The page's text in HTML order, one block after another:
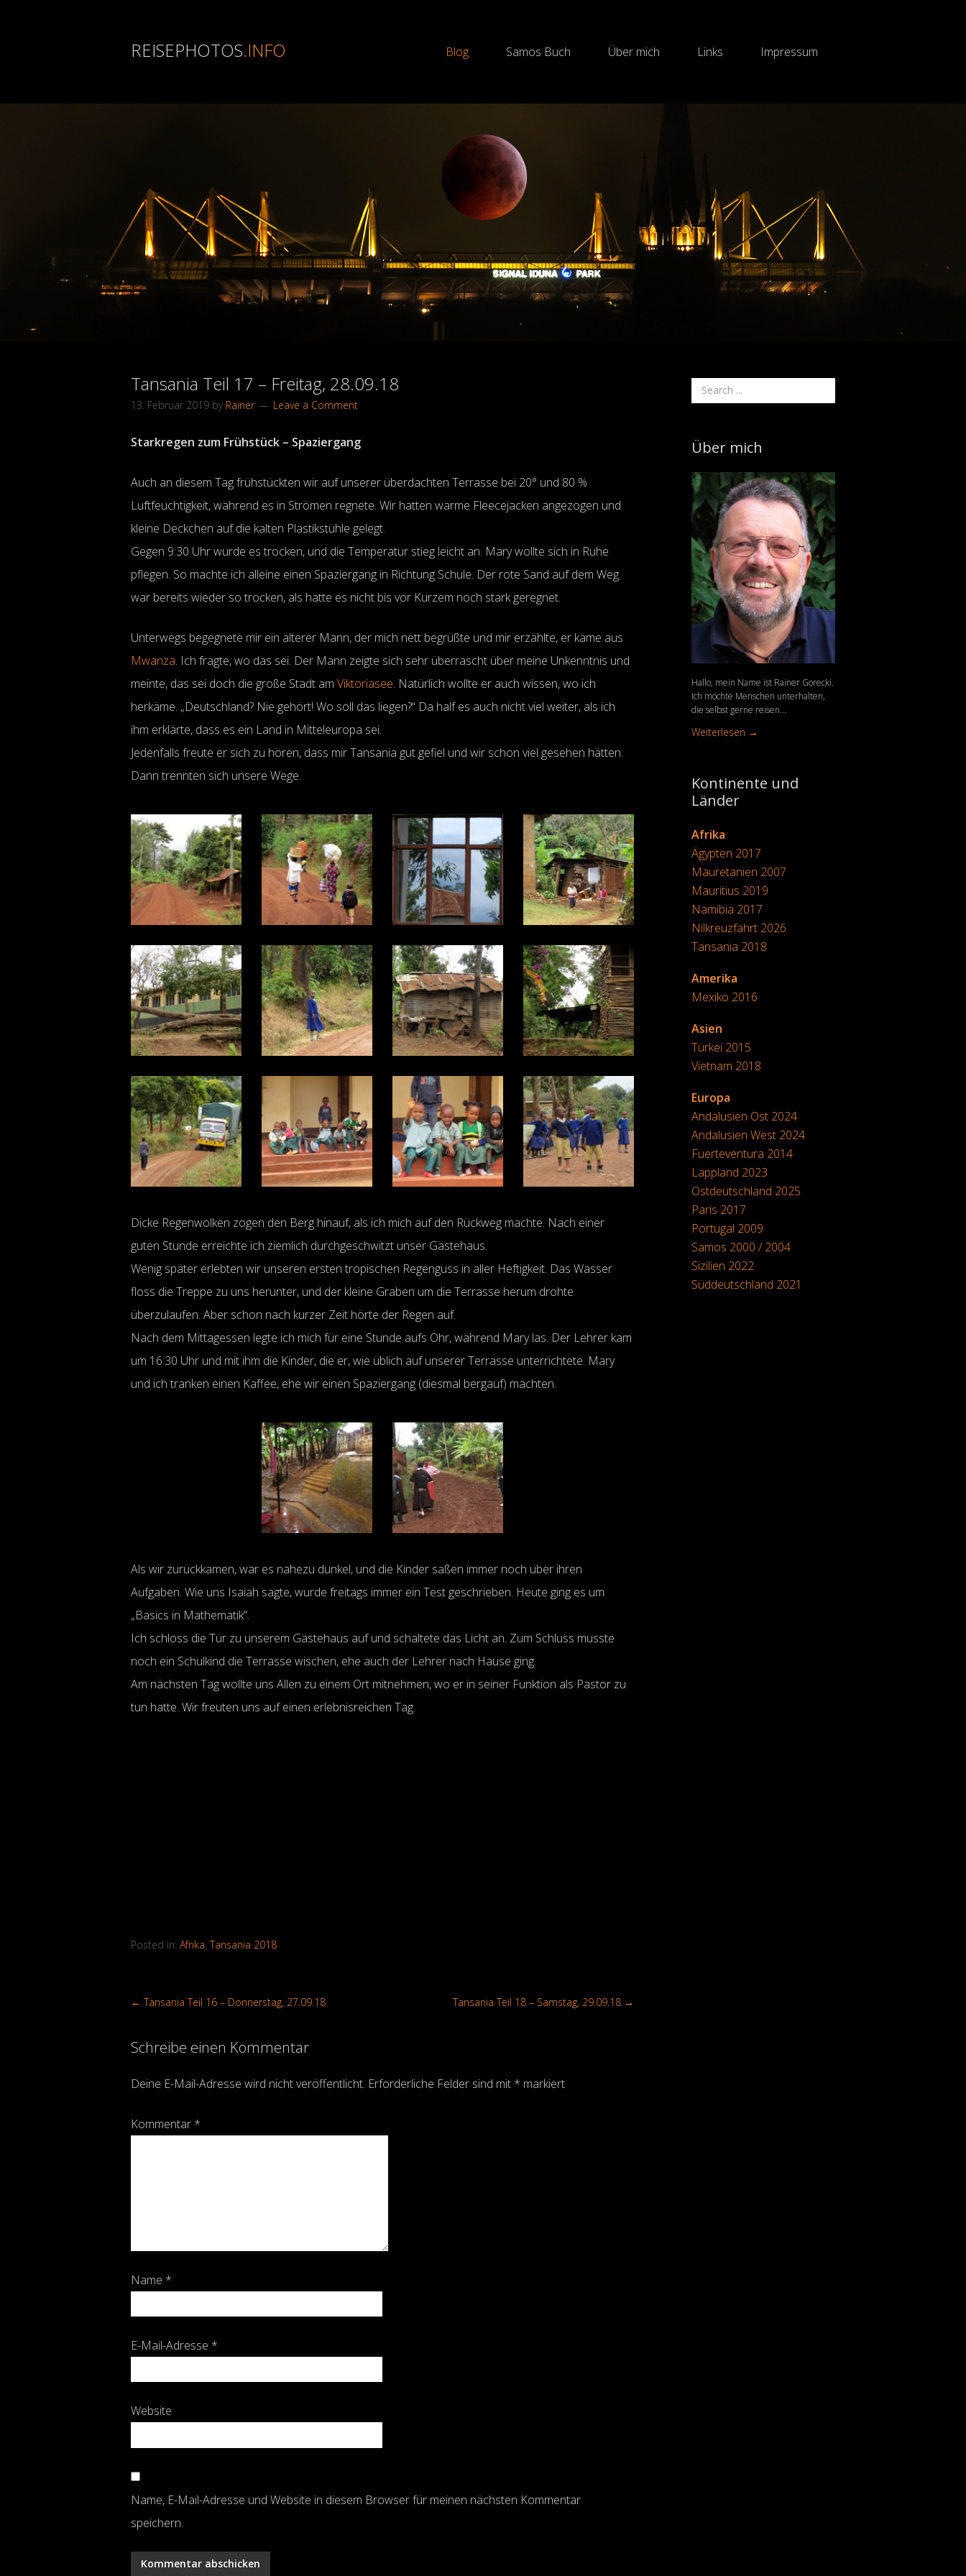
REISEPHOTOS.INFO Blog Samos Buch Über mich Links Impressum
Tansania Teil 17 – Freitag, 28.09.18
13. Februar 2019 by Rainer Leave a Comment
Starkregen zum Frühstück – Spaziergang
Auch an diesem Tag frühstückten wir auf unserer überdachten Terrasse bei 20° und 80 %
Luftfeuchtigkeit, während es in Strömen regnete. Wir hatten warme Fleecejacken angezogen und
kleine Deckchen auf die kalten Plastikstühle gelegt.
Gegen 9:30 Uhr wurde es trocken, und die Temperatur stieg leicht an. Mary wollte sich in Ruhe
pflegen. So machte ich alleine einen Spaziergang in Richtung Schule. Der rote Sand auf dem Weg
war bereits wieder so trocken, als hätte es nicht bis vor Kurzem noch stark geregnet.
Unterwegs begegnete mir ein älterer Mann, der mich nett begrüßte und mir erzählte, er käme aus
Mwanza. Ich fragte, wo das sei. Der Mann zeigte sich sehr überrascht über meine Unkenntnis und
meinte, das sei doch die große Stadt am Viktoriasee. Natürlich wollte er auch wissen, wo ich
herkäme. „Deutschland? Nie gehört! Wo soll das liegen?“ Da half es auch nicht viel weiter, als ich
ihm erklärte, dass es ein Land in Mitteleuropa sei.
Jedenfalls freute er sich zu hören, dass mir Tansania gut gefiel und wir schon viel gesehen hätten.
Dann trennten sich unsere Wege.
Dicke Regenwolken zogen den Berg hinauf, als ich mich auf den Rückweg machte. Nach einer
guten Stunde erreichte ich ziemlich durchgeschwitzt unser Gästehaus.
Wenig später erlebten wir unseren ersten tropischen Regenguss in aller Heftigkeit. Das Wasser
floss die Treppe zu uns herunter, und der kleine Graben um die Terrasse herum drohte
überzulaufen. Aber schon nach kurzer Zeit hörte der Regen auf.
Nach dem Mittagessen legte ich mich für eine Stunde aufs Ohr, während Mary las. Der Lehrer kam
um 16:30 Uhr und mit ihm die Kinder, die er, wie üblich auf unserer Terrasse unterrichtete. Mary
und ich tranken einen Kaffee, ehe wir einen Spaziergang (diesmal bergauf) machten.
Als wir zurückkamen, war es nahezu dunkel, und die Kinder saßen immer noch über ihren
Aufgaben. Wie uns Isaiah sagte, wurde freitags immer ein Test geschrieben. Heute ging es um
„Basics in Mathematik”.
Ich schloss die Tür zu unserem Gästehaus auf und schaltete das Licht an. Zum Schluss musste
noch ein Schulkind die Terrasse wischen, ehe auch der Lehrer nach Hause ging.
Am nächsten Tag wollte uns Allen zu einem Ort mitnehmen, wo er in seiner Funktion als Pastor zu
tun hatte. Wir freuten uns auf einen erlebnisreichen Tag.
Posted in: Afrika, Tansania 2018
← Tansania Teil 16 – Donnerstag, 27.09.18 Tansania Teil 18 – Samstag, 29.09.18 →
Schreibe einen Kommentar
Deine E-Mail-Adresse wird nicht veröffentlicht. Erforderliche Felder sind mit * markiert
Kommentar *
Name *
E-Mail-Adresse *
Website
Name, E-Mail-Adresse und Website in diesem Browser für meinen nächsten Kommentar
speichern.
Über mich
Hallo, mein Name ist Rainer Gorecki.
Ich möchte Menschen unterhalten,
die selbst gerne reisen...
Weiterlesen →
Kontinente und
Länder
Afrika
Ägypten 2017
Mauretanien 2007
Mauritius 2019
Namibia 2017
Nilkreuzfahrt 2026
Tansania 2018
Amerika
Mexiko 2016
Asien
Türkei 2015
Vietnam 2018
Europa
Andalusien Ost 2024
Andalusien West 2024
Fuerteventura 2014
Lappland 2023
Ostdeutschland 2025
Paris 2017
Portugal 2009
Samos 2000 / 2004
Sizilien 2022
Süddeutschland 2021